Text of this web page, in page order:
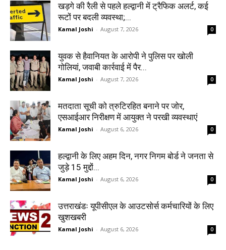
खड़गे की रैली से पहले हल्द्वानी में ट्रैफिक अलर्ट, कई
रूटों पर बदली व्यवस्था;...
Kamal Joshi - August 7, 2026 0
युवक से हैवानियत के आरोपी ने पुलिस पर खोली
गोलियां, जवाबी कार्रवाई में पैर...
Kamal Joshi - August 7, 2026 0
मतदाता सूची को त्रुटिरहित बनाने पर जोर,
एसआईआर निरीक्षण में आयुक्त ने परखी व्यवस्थाएं
Kamal Joshi - August 6, 2026 0
हल्द्वानी के लिए अहम दिन, नगर निगम बोर्ड ने जनता से
जुड़े 15 मुद्दों...
Kamal Joshi - August 6, 2026 0
उत्तराखंडः यूपीसीएल के आउटसोर्स कर्मचारियों के लिए
खुशखबरी
Kamal Joshi - August 6, 2026 0